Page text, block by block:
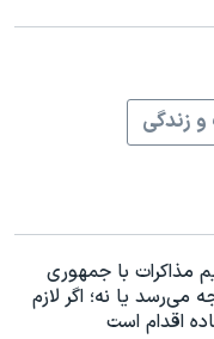
زندگی
مذاکرات با جمهوری
می‌رسد یا نه؛ اگر لازم
اقدام است